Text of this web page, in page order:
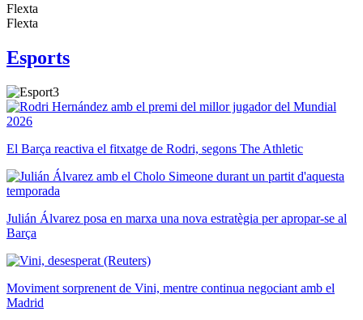
Flexta
Flexta
Esports
El Barça reactiva el fitxatge de Rodri, segons The Athletic
Julián Álvarez posa en marxa una nova estratègia per apropar-se al
Barça
Moviment sorprenent de Vini, mentre continua negociant amb el
Madrid